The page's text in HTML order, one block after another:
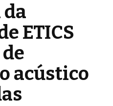
ETICS
acústico